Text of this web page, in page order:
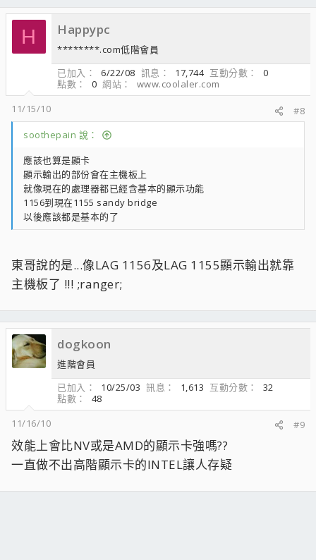
H Happypc
********.com低階會員
已加入
6/22/08 訊息 17,744 互動分數
0
點數
0 網站
www.coolaler.com
11/15/10
#8
soothepain 說：
應該也算是顯卡
顯示輸出的部份會在主機板上
就像現在的處理器都已經含基本的顯示功能
1156到現在1155 sandy bridge
以後應該都是基本的了
東哥說的是...像LAG 1156及LAG 1155顯示輸出就靠
主機板了 !!! ;ranger;
dogkoon
進階會員
已加入
10/25/03 訊息 1,613 互動分數
32
點數
48
11/16/10
#9
效能上會比NV或是AMD的顯示卡強嗎??
一直做不出高階顯示卡的INTEL讓人存疑